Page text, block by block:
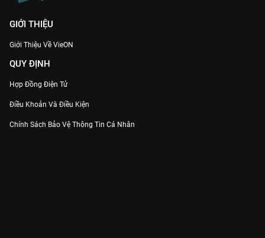
GIỚI THIỆU
Giới Thiệu Về VieON
QUY ĐỊNH
Hợp Đồng Điện Tử
Điều Khoản Và Điều Kiện
Chính Sách Bảo Vệ Thông Tin Cá Nhân